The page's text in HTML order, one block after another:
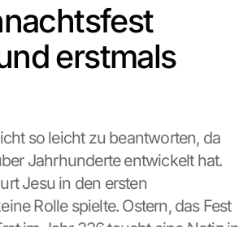
erstmals
so leicht zu beantworten, da
Jahrhunderte entwickelt hat.
Jesu in den ersten
Rolle spielte. Ostern, das Fest